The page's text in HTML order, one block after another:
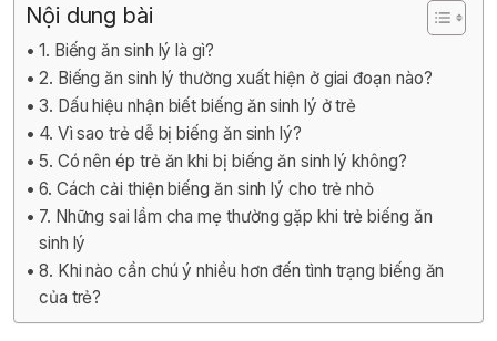
Nội dung bài
1. Biếng ăn sinh lý là gì?
2. Biếng ăn sinh lý thường xuất hiện ở giai đoạn nào?
3. Dấu hiệu nhận biết biếng ăn sinh lý ở trẻ
4. Vì sao trẻ dễ bị biếng ăn sinh lý?
5. Có nên ép trẻ ăn khi bị biếng ăn sinh lý không?
6. Cách cải thiện biếng ăn sinh lý cho trẻ nhỏ
7. Những sai lầm cha mẹ thường gặp khi trẻ biếng ăn
sinh lý
8. Khi nào cần chú ý nhiều hơn đến tình trạng biếng ăn
của trẻ?